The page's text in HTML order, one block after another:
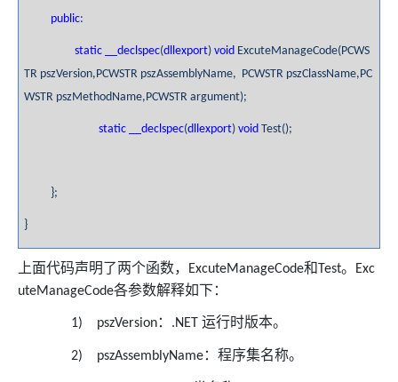
public:
static __declspec(dllexport) voidExcuteManageCode(PCWS
TR pszVersion,PCWSTR pszAssemblyName, PCWSTR pszClassName,PC
WSTR pszMethodName,PCWSTR argument);
static __declspec(dllexport) voidTest();
};
}
上面代码声明了两个函数， ExcuteManageCode和Test。
Exc
uteManageCode各参数解释如下：
1) pszVersion： .NET 运行时版本。
2) pszAssemblyName：程序集名称。